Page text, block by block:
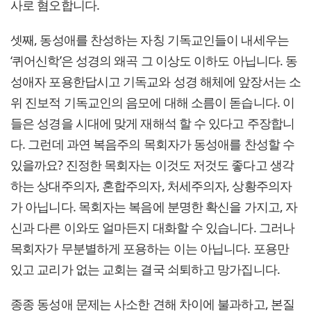
사로 혐오합니다.
셋째, 동성애를 찬성하는 자칭 기독교인들이 내세우는
‘퀴어신학’은 성경의 왜곡 그 이상도 이하도 아닙니다. 동
성애자 포용한답시고 기독교와 성경 해체에 앞장서는 소
위 진보적 기독교인의 음모에 대해 소름이 돋습니다. 이
들은 성경을 시대에 맞게 재해석 할 수 있다고 주장합니
다. 그런데 과연 복음주의 목회자가 동성애를 찬성할 수
있을까요? 진정한 목회자는 이것도 저것도 좋다고 생각
하는 상대주의자, 혼합주의자, 처세주의자, 상황주의자
가 아닙니다. 목회자는 복음에 분명한 확신을 가지고, 자
신과 다른 이와도 얼마든지 대화할 수 있습니다. 그러나
목회자가 무분별하게 포용하는 이는 아닙니다. 포용만
있고 교리가 없는 교회는 결국 쇠퇴하고 망가집니다.
종종 동성애 문제는 사소한 견해 차이에 불과하고, 본질